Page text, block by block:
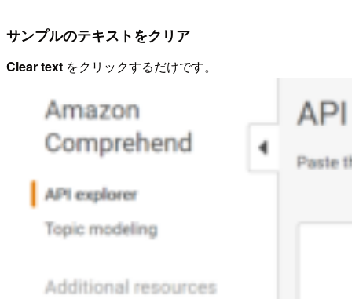
サンプルのテキストをクリア
Clear text をクリックするだけです。